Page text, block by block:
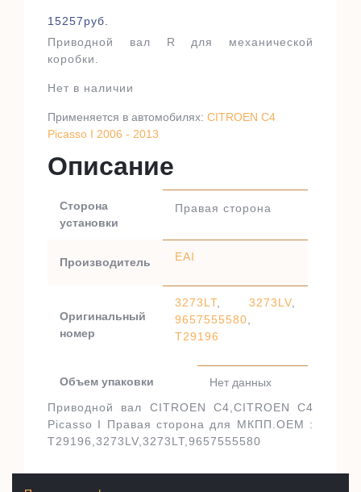
15257руб.
Приводной вал R для механической
коробки.
Нет в наличии
Применяется в автомобилях: CITROEN C4
Picasso I 2006 - 2013
Описание
Сторона
установки
Правая сторона
Производитель EAI
Оригинальный
номер
3273LT, 3273LV
9657555580
T29196
Объем упаковки
Нет данных
Приводной вал CITROEN C4,CITROEN C4
Picasso I Правая сторона для МКПП.OEM :
T29196,3273LV,3273LT,9657555580